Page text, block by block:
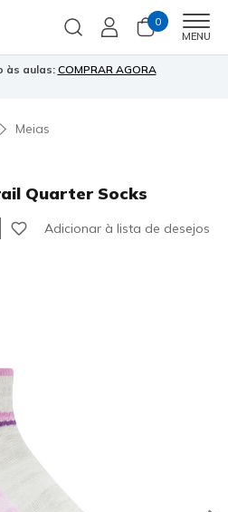
0
MENU
às aulas: COMPRAR AGORA
Meias
Quarter Socks
clienteAdicionar à lista de desejos